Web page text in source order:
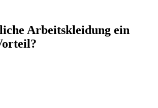
Arbeitskleidung ein